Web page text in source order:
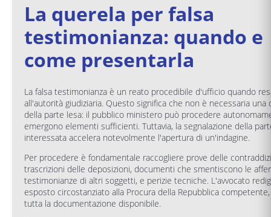
La querela per falsa
testimonianza: quando e
come presentarla
La falsa testimonianza è un reato procedibile d'ufficio quando
all'autorità giudiziaria. Questo significa che non è necessaria una
della parte lesa: il pubblico ministero può procedere
emergono elementi sufficienti. Tuttavia, la segnalazione della
interessata accelera notevolmente l'apertura di un'indagine.
Per procedere è fondamentale raccogliere prove delle
trascrizioni delle deposizioni, documenti che smentiscono le
testimonianze di altri soggetti, e perizie tecniche. L'avvocato
esposto circostanziato alla Procura della Repubblica
tutta la documentazione disponibile.